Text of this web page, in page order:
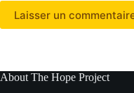
Laisser un
About The Hope Project